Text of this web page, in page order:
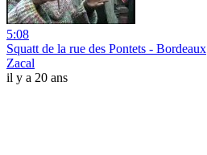
5:08
Squatt de la rue des Pontets - Bordeaux
Zacal
il y a 20 ans